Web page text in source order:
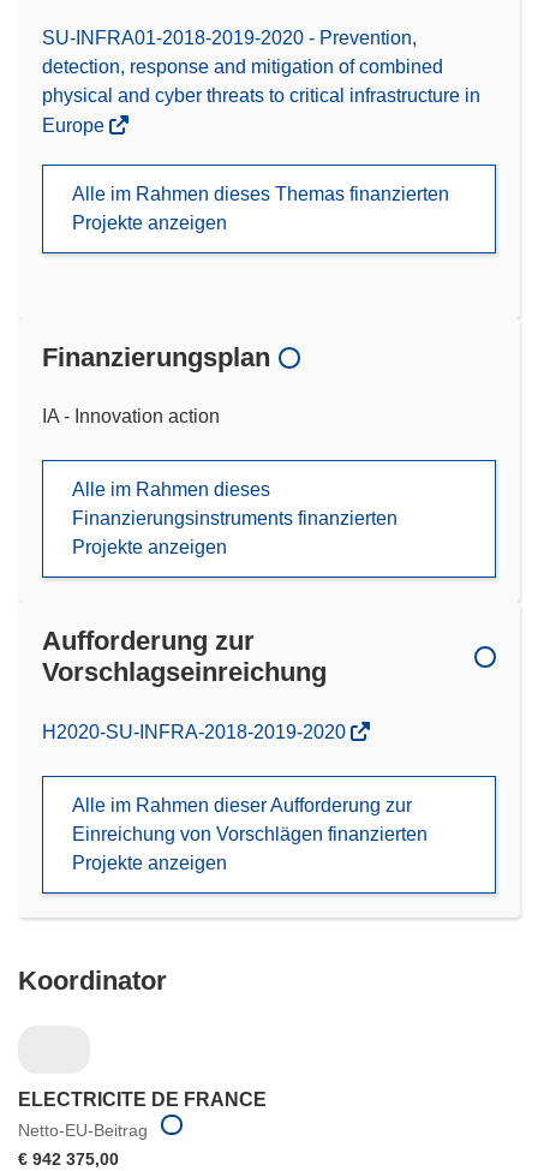
SU-INFRA01-2018-2019-2020 - Prevention,
detection, response and mitigation of combined
physical and cyber threats to critical infrastructure in
Europe
Alle im Rahmen dieses Themas finanzierten
Projekte anzeigen
Finanzierungsplan
IA - Innovation action
Alle im Rahmen dieses
Finanzierungsinstruments finanzierten
Projekte anzeigen
Aufforderung zur
Vorschlagseinreichung
(öffnet
Fenster)
H2020-SU-INFRA-2018-2019-2020
Alle im Rahmen dieser Aufforderung zur
Einreichung von Vorschlägen finanzierten
Projekte anzeigen
Koordinator
ELECTRICITE DE FRANCE
Netto-EU-Beitrag
€ 942 375,00